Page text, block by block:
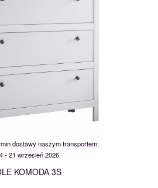
dostawy naszym transportem:
- 21 wrzesień 2026
KOMODA 3S